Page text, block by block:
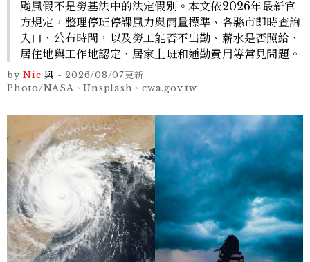
颱風假不是勞基法中的法定假別。本文依2026年最新官
方規定，整理停班停課風力與雨量標準、各縣市即時查詢
入口、公布時間，以及勞工能否不出勤、薪水是否照給、
居住地與工作地認定、居家上班和通勤費用等常見問題。
by Nic 與 -2026/08/07更新
Photo/NASA、Unsplash、cwa.gov.tw